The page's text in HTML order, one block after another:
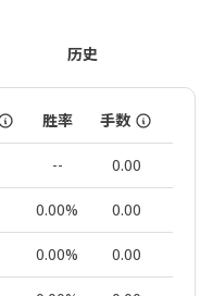
历史
胜率 手数
-- 0.00
0.00% 0.00
0.00% 0.00